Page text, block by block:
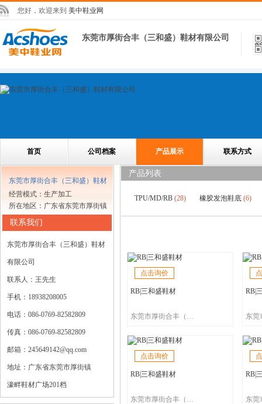
您好，欢迎来到 美中鞋业网
东莞市厚街合丰（三和盛）鞋材有限公司
首页 公司档案 产品展示 联系方式
东莞市厚街合丰（三和盛）鞋材
有限公司
经营模式：生产加工
所在地区：广东省东莞市厚街镇
联系我们
东莞市厚街合丰（三和盛）鞋材
有限公司
联系人：王先生
手机：18938208005
电话：086-0769-82582809
传真：086-0769-82582809
邮箱：245649142@qq.com
地址：广东省东莞市厚街镇
濠畔鞋材广场201档
产品列表
TPU/MD/RB (28) 橡胶发泡鞋底 (6)
点击询价
RB|三和盛鞋材
东莞市厚街合丰（三和盛）鞋材有限公司
RB|
点击询价
RB|三和盛鞋材
东莞市厚街合丰（三和盛）鞋材有限公司
RB|